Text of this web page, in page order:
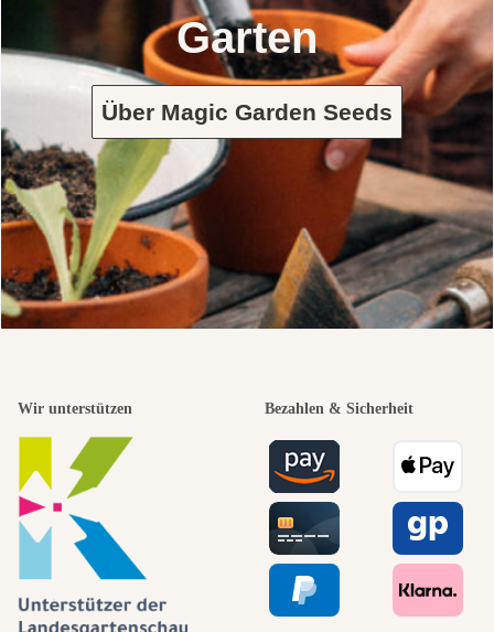
Garten
Über Magic Garden Seeds
Wir unterstützen Bezahlen & Sicherheit